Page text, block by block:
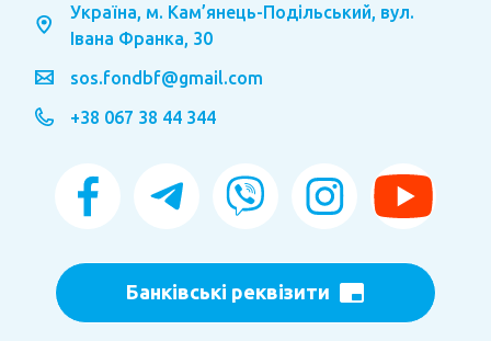
Україна, м. Кам’янець-Подільський, вул.
Івана Франка, 30
sos.fondbf@gmail.com
+38 067 38 44 344
Банківські реквізити